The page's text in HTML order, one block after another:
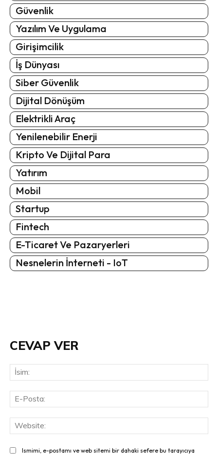
Güvenlik
Yazılım Ve Uygulama
Girişimcilik
İş Dünyası
Siber Güvenlik
Dijital Dönüşüm
Elektrikli Araç
Yenilenebilir Enerji
Kripto Ve Dijital Para
Yatırım
Mobil
Startup
Fintech
E-Ticaret Ve Pazaryerleri
Nesnelerin İnterneti - IoT
CEVAP VER
Ismimi, e-postamı ve web sitemi bir dahaki sefere bu tarayıcıya